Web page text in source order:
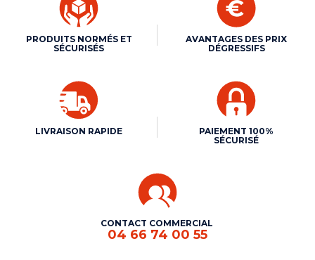
PRODUITS NORMÉS ET
SÉCURISÉS
AVANTAGES DES PRIX
DÉGRESSIFS
LIVRAISON RAPIDE
PAIEMENT 100%
SÉCURISÉ
CONTACT COMMERCIAL
04 66 74 00 55